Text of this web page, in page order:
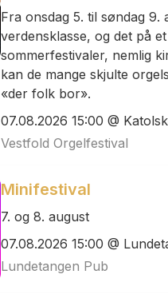
Fra onsdag 5. til søndag
verdensklasse, og det på
sommerfestivaler, nemlig
kan de mange skjulte
«der folk bor».
07.08.2026 15:00 @
Vestfold Orgelfestival
Minifestival
7. og 8. august
07.08.2026 15:00 @
Lundetangen Pub